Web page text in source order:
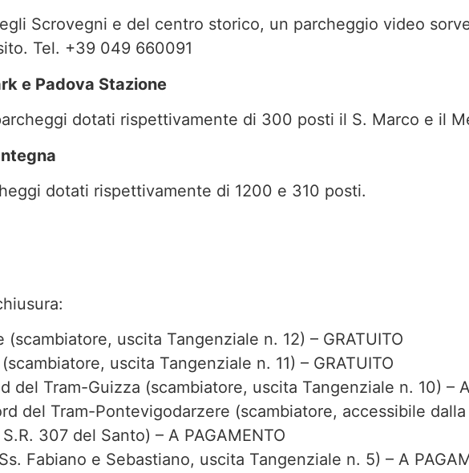
Scrovegni e del centro storico, un parcheggio video
. Tel. +39 049 660091
e Padova Stazione
dotati rispettivamente di 300 posti il S. Marco e il
dotati rispettivamente di 1200 e 310 posti.
uscita Tangenziale n. 12) – GRATUITO
uscita Tangenziale n. 11) – GRATUITO
del Tram-Guizza (scambiatore, uscita Tangenziale n. 10) –
del Tram-Pontevigodarzere (scambiatore, accessibile
307 del Santo) – A PAGAMENTO
Fabiano e Sebastiano, uscita Tangenziale n. 5) – A